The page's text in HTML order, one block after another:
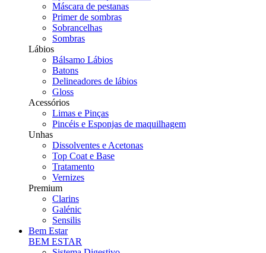
Máscara de pestanas
Primer de sombras
Sobrancelhas
Sombras
Lábios
Bálsamo Lábios
Batons
Delineadores de lábios
Gloss
Acessórios
Limas e Pinças
Pincéis e Esponjas de maquilhagem
Unhas
Dissolventes e Acetonas
Top Coat e Base
Tratamento
Vernizes
Premium
Clarins
Galénic
Sensilis
Bem Estar
BEM ESTAR